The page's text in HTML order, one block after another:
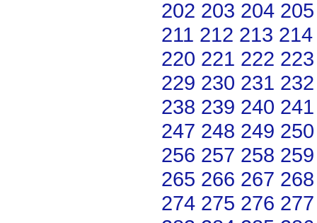
202 203 204 205
211 212 213 214
220 221 222 223
229 230 231 232
238 239 240 241
247 248 249 250
256 257 258 259
265 266 267 268
274 275 276 277